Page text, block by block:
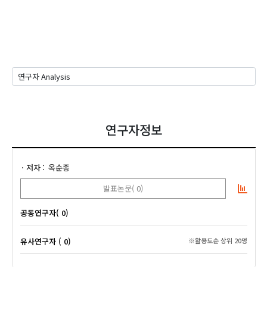
연구자정보
저자
옥순종
발표논문( 0)
공동연구자( 0)
유사연구자 ( 0) ※활용도순 상위 20명